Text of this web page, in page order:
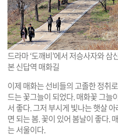
드라마 ‘도깨비’에서 저승사자와
본 신답역 매화길
이제 매화는 선비들의 고졸한 정취
드는 꽃그늘이 되었다. 매화꽃 그늘
서 좋다. 그저 부시게 빛나는 햇살
면 되는 봄. 꽃이 있어 봄날이 좋다.
는 서울이다.